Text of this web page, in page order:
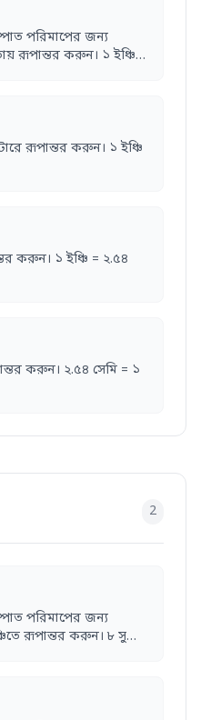
পরিমাপের জন্য
রূপান্তর করুন। ১ ইঞ্চি =
রূপান্তর করুন। ১ ইঞ্চি
করুন। ১ ইঞ্চি = ২.৫৪
করুন। ২.৫৪ সেমি = ১
2
পরিমাপের জন্য
রূপান্তর করুন। ৮ সুতা